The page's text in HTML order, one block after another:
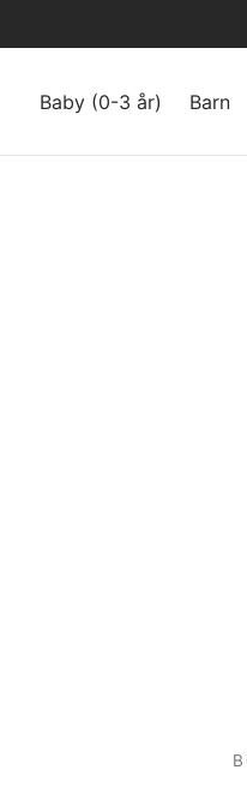
Baby (0-3 år) Barn